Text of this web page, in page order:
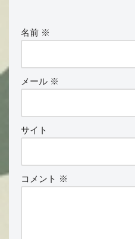
名前 ※
メール ※
サイト
コメント ※